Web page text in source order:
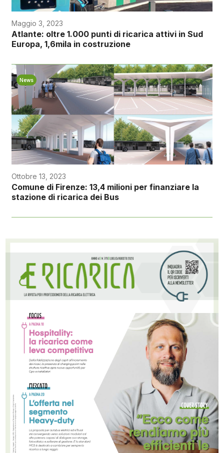
Maggio 3, 2023
Atlante: oltre 1.000 punti di ricarica attivi in Sud
Europa, 1,6mila in costruzione
News
Ottobre 13, 2023
Comune di Firenze: 13,4 milioni per finanziare la
stazione di ricarica dei Bus